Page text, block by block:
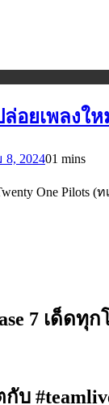
ล่อยเพลง
202401 mins
One Pilots
7 เด็ดทุ
บ